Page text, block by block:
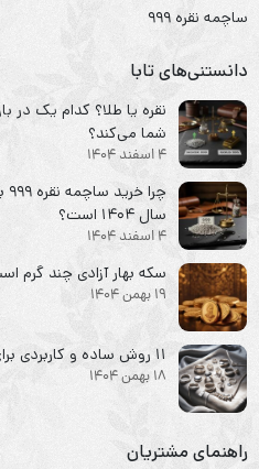
ساچمه نقره ۹۹۹
دانستنی‌های تابا
نقره یا طلا؟ کدام یک در
شما می‌کند؟
4 اسفند 1404
سال ۱۴۰۴ است؟
4 اسفند 1404
سکه‌ بهار آزادی چند گرم
19 بهمن 1404
۱۱ روش ساده و کاربردی برای تمیز کردن نقره در خانه
18 بهمن 1404
راهنمای مشتریان